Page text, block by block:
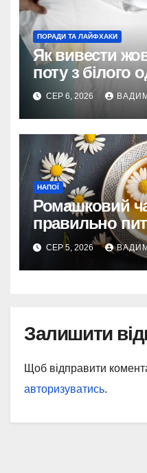
ПОРАДИ ТА ЛАЙФХАКИ
Як вивести
поту з білого
СЕР 6, 2026 ВАДИМ
НАПОЇ
Ромашковий
правильно
снуСЕР 5, 2026
Залишити
Щоб відправити
авторизуватись.